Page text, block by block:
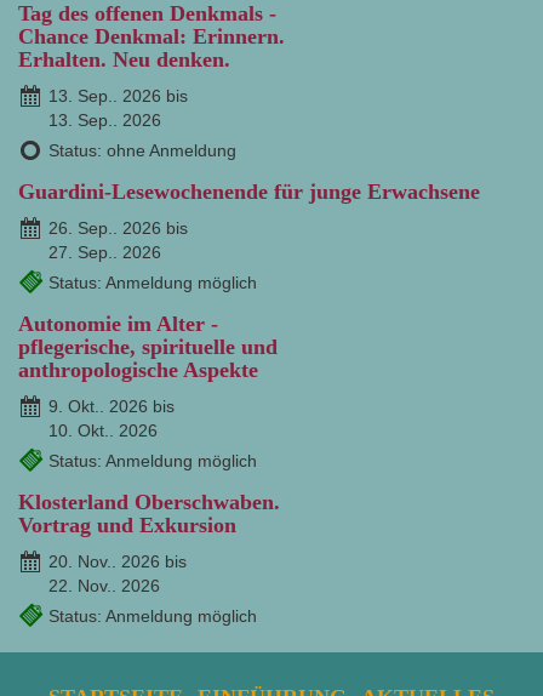
Tag des offenen Denkmals -
Chance Denkmal: Erinnern.
Erhalten. Neu denken.
13. Sep.. 2026 bis
13. Sep.. 2026
Status: ohne Anmeldung
Guardini-Lesewochenende für junge Erwachsene
26. Sep.. 2026 bis
27. Sep.. 2026
Status: Anmeldung möglich
Autonomie im Alter -
pflegerische, spirituelle und
anthropologische Aspekte
9. Okt.. 2026 bis
10. Okt.. 2026
Status: Anmeldung möglich
Klosterland Oberschwaben.
Vortrag und Exkursion
20. Nov.. 2026 bis
22. Nov.. 2026
Status: Anmeldung möglich